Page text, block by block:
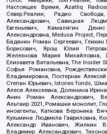
Настоящее Время, Azatliq
Север.Реалии, Радио
Александрович, Савицкая
Евгеньевич, Камалягин
Александровна, Medusa Project,
Баданин Роман Сергеевич,
Борисович, Ярош Юлия
Железнова Мария Михайловна,
Елизавета Витальевна, The Insider
Софья Романовна,
Владимировна, Постернак
Степан Юрьевич, Istories fonds,
Алеся Алексеевна, Долинина
Анин Роман Александрович,
Альтаир 2021, Ромашки монолит,
иноагенты, Каткова Вероника
Кузьмина Людмила Гавриловна,
Александр Иванович, Жилкин
Владимир Александрович,